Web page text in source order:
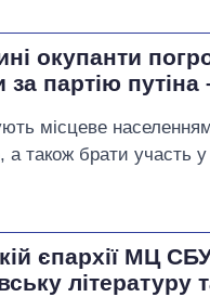
окупанти
за партію
місцеве
також брати участь у
єпархії МЦ
літературу